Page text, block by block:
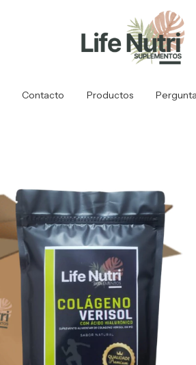
Contacto Productos